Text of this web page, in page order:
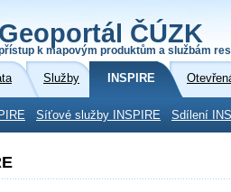
Geoportál ČÚZK
k mapovým produktům a službám
Služby INSPIRE
Síťové služby INSPIRE Sdílení